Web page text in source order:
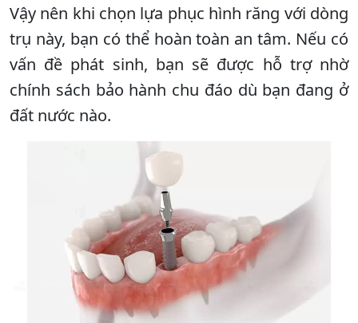
Vậy nên khi chọn lựa phục hình răng với dòng
trụ này, bạn có thể hoàn toàn an tâm. Nếu có
vấn đề phát sinh, bạn sẽ được hỗ trợ nhờ
chính sách bảo hành chu đáo dù bạn đang ở
đất nước nào.